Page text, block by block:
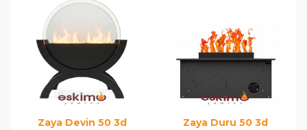
Zaya Devin 50 3d
Zaya Duru 50 3d